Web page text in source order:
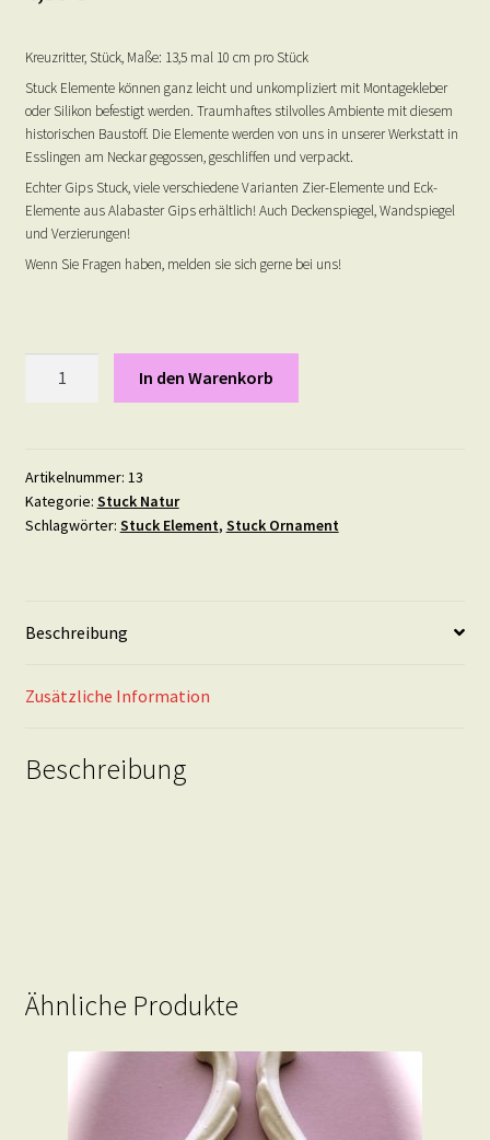
Kreuzritter, Stück, Maße: 13,5 mal 10 cm pro Stück
Stuck Elemente können ganz leicht und unkompliziert mit Montagekleber
oder Silikon befestigt werden. Traumhaftes stilvolles Ambiente mit diesem
historischen Baustoff. Die Elemente werden von uns in unserer Werkstatt in
Esslingen am Neckar gegossen, geschliffen und verpackt.
Echter Gips Stuck, viele verschiedene Varianten Zier-Elemente und Eck-
Elemente aus Alabaster Gips erhältlich! Auch Deckenspiegel, Wandspiegel
und Verzierungen!
Wenn Sie Fragen haben, melden sie sich gerne bei uns!
Ornament
-
13,5
Menge
In den Warenkorb
Artikelnummer: 13
Kategorie: Stuck Natur
Schlagwörter: Stuck Element, Stuck Ornament
Beschreibung
Zusätzliche Information
Beschreibung
Ähnliche Produkte